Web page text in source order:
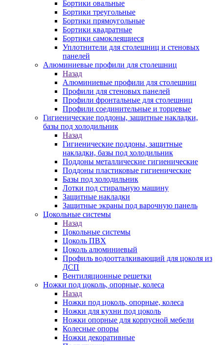
Бортики овальные
Бортики треугольные
Бортики прямоугольные
Бортики квадратные
Бортики самоклеящиеся
Уплотнители для столешниц и стеновых
панелей
Алюминиевые профили для столешниц
Назад
Алюминиевые профили для столешниц
Профили для стеновых панелей
Профили фронтальные для столешниц
Профили соединительные и торцевые
Гигиенические поддоны, защитные накладки,
базы под холодильник
Назад
Гигиенические поддоны, защитные
накладки, базы под холодильник
Поддоны металлические гигиенические
Поддоны пластиковые гигиенические
Базы под холодильник
Лотки под стиральную машину
Защитные накладки
Защитные экраны под варочную панель
Цокольные системы
Назад
Цокольные системы
Цоколь ПВХ
Цоколь алюминиевый
Профиль водоотталкивающий для цоколя из
ДСП
Вентиляционные решетки
Ножки под цоколь, опорные, колеса
Назад
Ножки под цоколь, опорные, колеса
Ножки для кухни под цоколь
Ножки опорные для корпусной мебели
Колесные опоры
Ножки декоративные